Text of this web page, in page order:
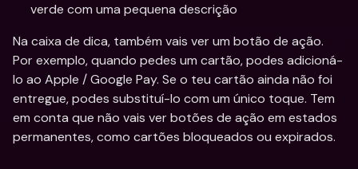
verde com uma pequena descrição
Na caixa de dica, também vais ver um botão de ação.
Por exemplo, quando pedes um cartão, podes adicioná-
lo ao Apple / Google Pay. Se o teu cartão ainda não foi
entregue, podes substituí-lo com um único toque. Tem
em conta que não vais ver botões de ação em estados
permanentes, como cartões bloqueados ou expirados.